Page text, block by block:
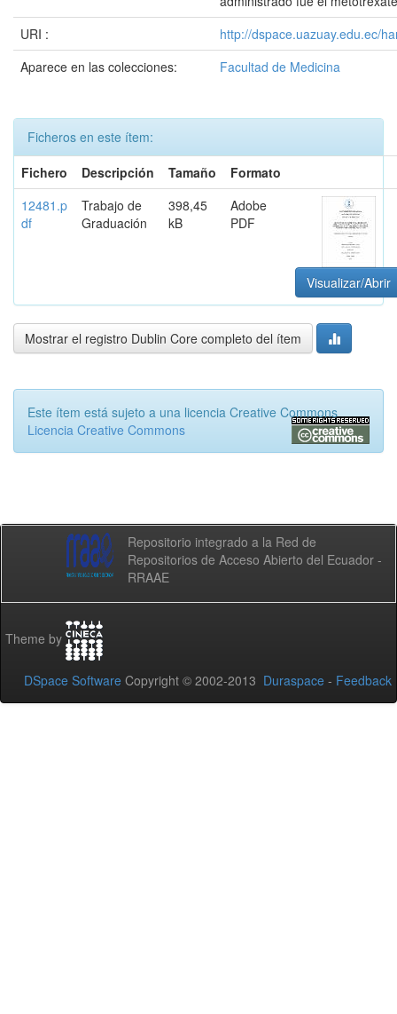
URI :
http://dspace.uazuay.edu.ec/
Aparece en las colecciones:
Facultad de Medicina
Ficheros en este ítem:
Fichero
Descripción Tamaño
Formato
12481.p
df
Trabajo de
Graduación
398,45
kB
Adobe
PDF
Visualizar/Abrir
Mostrar el registro Dublin Core completo del ítem
Este ítem está sujeto a una licencia Creative Commons
Licencia Creative Commons
Repositorio integrado a la Red de
Repositorios de Acceso Abierto del Ecuador -
RRAAE
Theme by
DSpace Software Copyright © 2002-2013 Duraspace - Feedback